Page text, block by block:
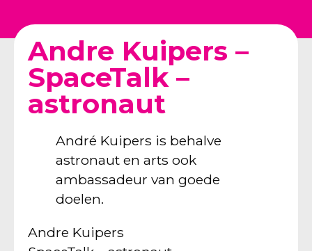
Andre Kuipers –
SpaceTalk –
astronaut
André Kuipers is behalve
astronaut en arts ook
ambassadeur van goede
doelen.
Andre Kuipers